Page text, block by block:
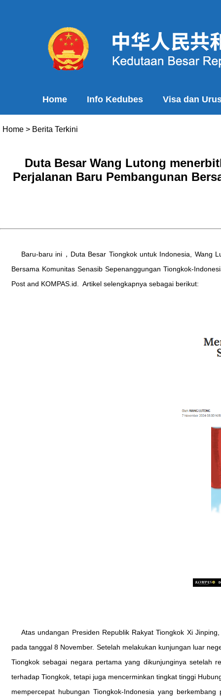
Home Info Kedubes Visa dan
Home > Berita Terkini
Duta Besar Wang Lutong
Perjalanan Baru Pembangunan
Baru-baru ini，Duta Besar Tiongkok untuk Indonesia, Wang
Bersama Komunitas Senasib Sepenanggungan Tiongkok-
Post and KOMPAS.id. Artikel selengkapnya sebagai berikut:
Atas undangan Presiden Republik Rakyat Tiongkok Xi
pada tanggal 8 November. Setelah melakukan kunjungan luar
Tiongkok sebagai negara pertama yang dikunjunginya setelah
terhadap Tiongkok, tetapi juga mencerminkan tingkat tinggi
mempercepat hubungan Tiongkok-Indonesia yang